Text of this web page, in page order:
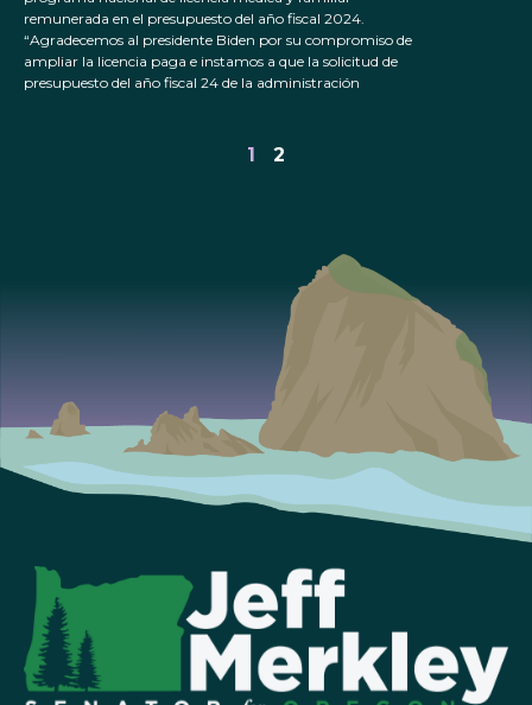
remunerada en el presupuesto del año fiscal 2024.
“Agradecemos al presidente Biden por su compromiso de
ampliar la licencia paga e instamos a que la solicitud de
presupuesto del año fiscal 24 de la administración
1 2